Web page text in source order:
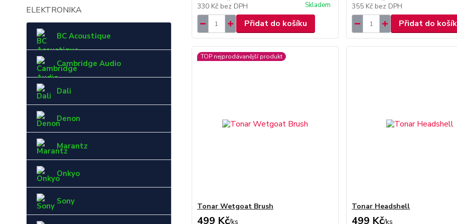
ELEKTRONIKA
BC Acoustique
Cambridge Audio
Dali
Denon
Marantz
Onkyo
Sony
330 Kč bez DPH Skladem
Přidat do košíku
355 Kč bez DPH
Přidat do
TOP nejprodávanější produkt
Tonar Wetgoat Brush
499 Kč/ks
Tonar Headshell
499 Kč/ks